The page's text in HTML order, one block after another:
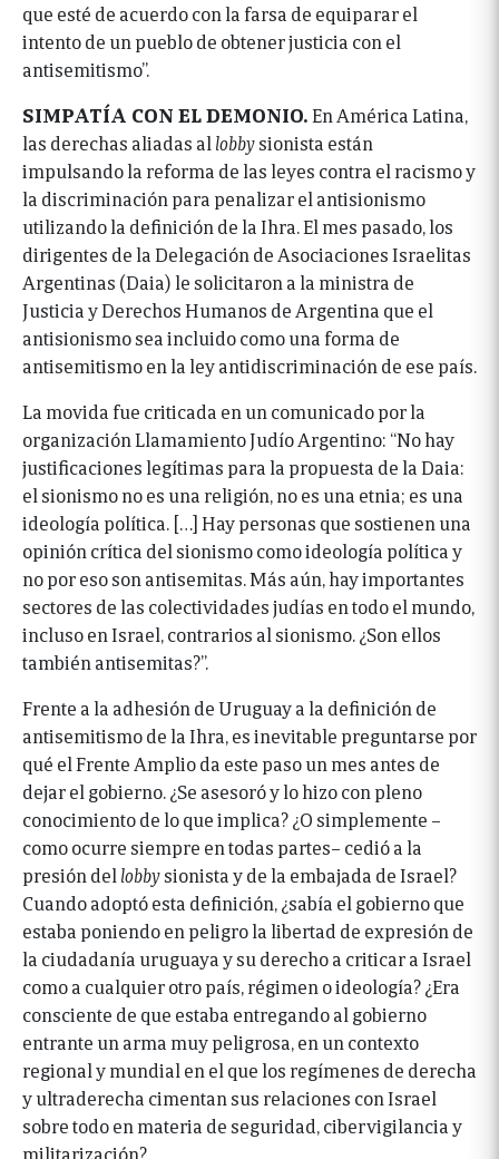
que esté de acuerdo con la farsa de equiparar el
intento de un pueblo de obtener justicia con el
antisemitismo”.
SIMPATÍA CON EL DEMONIO.En América Latina,
las derechas aliadas al lobbysionista están
impulsando la reforma de las leyes contra el racismo y
la discriminación para penalizar el antisionismo
utilizando la definición de la Ihra. El mes pasado, los
dirigentes de la Delegación de Asociaciones Israelitas
Argentinas (Daia) le solicitaron a la ministra de
Justicia y Derechos Humanos de Argentina que el
antisionismo sea incluido como una forma de
antisemitismo en la ley antidiscriminación de ese país.
La movida fue criticada en un comunicado por la
organización Llamamiento Judío Argentino: “No hay
justificaciones legítimas para la propuesta de la Daia:
el sionismo no es una religión, no es una etnia; es una
ideología política. […] Hay personas que sostienen una
opinión crítica del sionismo como ideología política y
no por eso son antisemitas. Más aún, hay importantes
sectores de las colectividades judías en todo el mundo,
incluso en Israel, contrarios al sionismo. ¿Son ellos
también antisemitas?”.
Frente a la adhesión de Uruguay a la definición de
antisemitismo de la Ihra, es inevitable preguntarse por
qué el Frente Amplio da este paso un mes antes de
dejar el gobierno. ¿Se asesoró y lo hizo con pleno
conocimiento de lo que implica? ¿O simplemente –
como ocurre siempre en todas partes– cedió a la
presión del lobbysionista y de la embajada de Israel?
Cuando adoptó esta definición, ¿sabía el gobierno que
estaba poniendo en peligro la libertad de expresión de
la ciudadanía uruguaya y su derecho a criticar a Israel
como a cualquier otro país, régimen o ideología? ¿Era
consciente de que estaba entregando al gobierno
entrante un arma muy peligrosa, en un contexto
regional y mundial en el que los regímenes de derecha
y ultraderecha cimentan sus relaciones con Israel
sobre todo en materia de seguridad, cibervigilancia y
militarización?